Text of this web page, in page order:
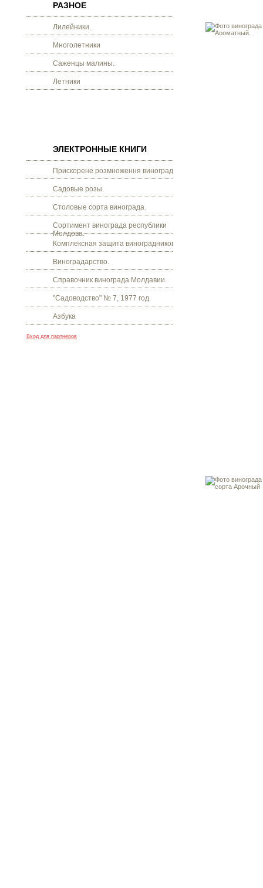
РАЗНОЕ
Лилейники.
Многолетники
Саженцы малины.
Летники
ЭЛЕКТРОННЫЕ КНИГИ
Прискорене розмноження винограду.
Садовые розы.
Столовые сорта винограда.
Сортимент винограда республики
Молдова.
Комплексная защита виноградников.
Виноградарство.
Справочник винограда Молдавии.
"Садоводство" № 7, 1977 год.
Азбука
Вход для партнеров